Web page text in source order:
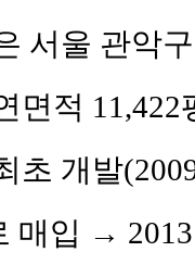
서울 관악
면적
초 개발
매입 →